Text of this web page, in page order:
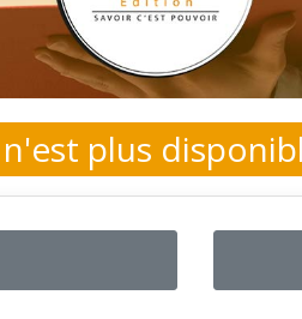
plus